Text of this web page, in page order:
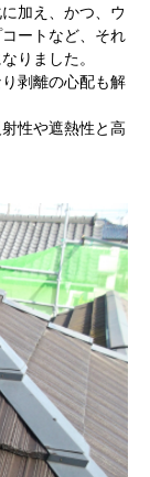
加え、かつ、ウ
ートなど、それ
りました。
剥離の心配も解
性や遮熱性と高